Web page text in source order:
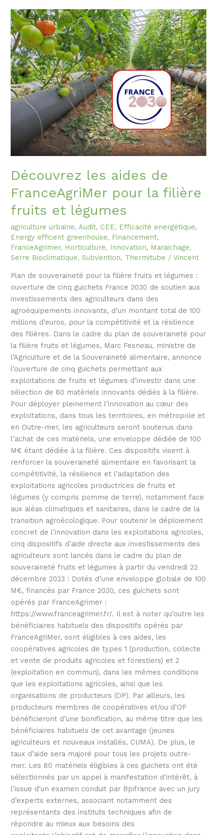
Découvrez les aides de
FranceAgriMer pour la filière
fruits et légumes
agriculture urbaine, Audit, CEE, Efficacité energétique,
Energy efficent greenhouse, Financement,
FranceAgrimer, Horticulture, Innovation, Maraichage,
Serre Bioclimatique,Subvention, Thermitube /Vincent
Plan de souveraineté pour la filière fruits et légumes :
ouverture de cinq guichets France 2030 de soutien aux
investissements des agriculteurs dans des
agroéquipements innovants, d’un montant total de 100
millions d’euros, pour la compétitivité et la résilience
des filières. Dans le cadre du plan de souveraineté pour
la filière fruits et légumes, Marc Fesneau, ministre de
l’Agriculture et de la Souveraineté alimentaire, annonce
l’ouverture de cinq guichets permettant aux
exploitations de fruits et légumes d’investir dans une
sélection de 80 matériels innovants dédiés à la filière.
Pour déployer pleinement l’innovation au cœur des
exploitations, dans tous les territoires, en métropole et
en Outre-mer, les agriculteurs seront soutenus dans
l’achat de ces matériels, une enveloppe dédiée de 100
M€ étant dédiée à la filière. Ces dispositifs visent à
renforcer la souveraineté alimentaire en favorisant la
compétitivité, la résilience et l’adaptation des
exploitations agricoles productrices de fruits et
légumes (y compris pomme de terre), notamment face
aux aléas climatiques et sanitaires, dans le cadre de la
transition agroécologique. Pour soutenir le déploiement
concret de l’innovation dans les exploitations agricoles,
cinq dispositifs d’aide directe aux investissements des
agriculteurs sont lancés dans le cadre du plan de
souveraineté fruits et légumes à partir du vendredi 22
décembre 2023 : Dotés d’une enveloppe globale de 100
M€, financés par France 2030, ces guichets sont
opérés par FranceAgrimer :
https://www.franceagrimer.fr/. Il est à noter qu’outre les
bénéficiaires habituels des dispositifs opérés par
FranceAgriMer, sont éligibles à ces aides, les
coopératives agricoles de types 1 (production, collecte
et vente de produits agricoles et forestiers) et 2
(exploitation en commun), dans les mêmes conditions
que les exploitations agricoles, ainsi que les
organisations de producteurs (OP). Par ailleurs, les
producteurs membres de coopératives et/ou d’OP
bénéficieront d’une bonification, au même titre que les
bénéficiaires habituels de cet avantage (jeunes
agriculteurs et nouveaux installés, CUMA). De plus, le
taux d’aide sera majoré pour tous les projets outre-
mer. Les 80 matériels éligibles à ces guichets ont été
sélectionnés par un appel à manifestation d’intérêt, à
l’issue d’un examen conduit par Bpifrance avec un jury
d’experts externes, associant notamment des
représentants des instituts techniques afin de
répondre au mieux aux besoins des
Découvrez
les
aides
de
FranceAgriMer
pour
la
filière
fruits